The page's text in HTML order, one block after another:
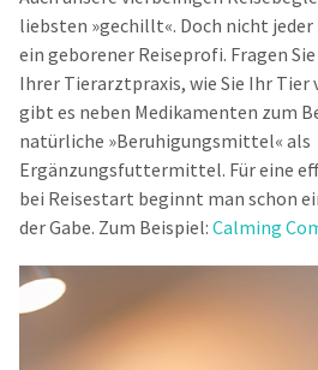
liebsten »gechillt«. Doch nicht jeder
ein geborener Reiseprofi. Fragen
Ihrer Tierarztpraxis, wie Sie Ihr Tier
gibt es neben Medikamenten zum
natürliche »Beruhigungsmittel« als
Ergänzungsfuttermittel. Für eine
bei Reisestart beginnt man schon
der Gabe. Zum Beispiel: Calming